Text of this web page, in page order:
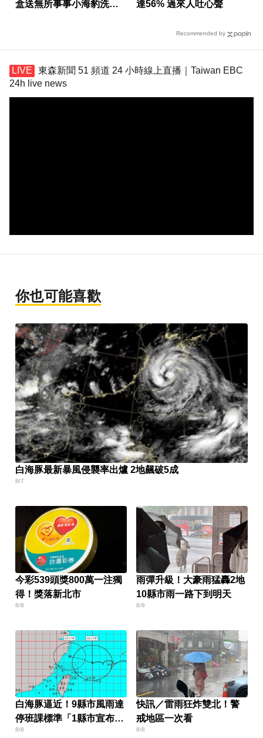
盒送無所事事小海豹洗臉
達56% 過來人吐心聲
Recommended by
東森新聞 51 頻道 24 小時線上直播｜Taiwan EBC
24h live news
你也可能喜歡
白海豚最新暴風侵襲率出爐 2地飆破5成
8/7
今彩539頭獎800萬一注獨
得！獎落新北市
8/8
雨彈升級！大豪雨猛轟2地
10縣市雨一路下到明天
8/8
白海豚逼近！9縣市風雨達
停班課標準「1縣市宣布
了」
8/8
快訊／雷雨狂炸雙北！警
戒地區一次看
8/8